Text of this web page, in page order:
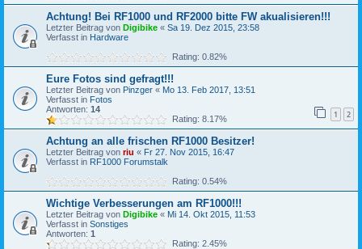
Achtung! Bei RF1000 und RF2000 bitte FW akualisieren!!!
Letzter Beitrag von Digibike « Sa 19. Dez 2015, 23:58
Verfasst in Hardware
Rating: 0.82%
Eure Fotos sind gefragt!!!
Letzter Beitrag von Pinzger « Mo 13. Feb 2017, 13:51
Verfasst in Fotos
Antworten: 14 1 2
Rating: 8.17%
Achtung an alle frischen RF1000 Besitzer!
Letzter Beitrag von riu « Fr 27. Nov 2015, 16:47
Verfasst in RF1000 Forumstalk
Rating: 0.54%
Wichtige Verbesserungen am RF1000!!!
Letzter Beitrag von Digibike « Mi 14. Okt 2015, 11:53
Verfasst in Sonstiges
Antworten: 1
Rating: 2.45%